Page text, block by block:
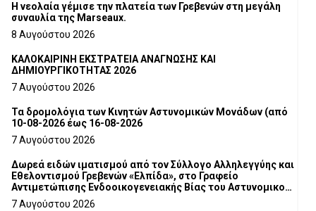
Η νεολαία γέμισε την πλατεία των Γρεβενών στη μεγάλη
συναυλία της Marseaux.
8 Αυγούστου 2026
ΚΑΛΟΚΑΙΡΙΝΗ ΕΚΣΤΡΑΤΕΙΑ ΑΝΑΓΝΩΣΗΣ ΚΑΙ
ΔΗΜΙΟΥΡΓΙΚΟΤΗΤΑΣ 2026
7 Αυγούστου 2026
Τα δρομολόγια των Κινητών Αστυνομικών Μονάδων (από
10-08-2026 έως 16-08-2026
7 Αυγούστου 2026
Δωρεά ειδών ιματισμού από τον Σύλλογο Αλληλεγγύης και
Εθελοντισμού Γρεβενών «Ελπίδα», στο Γραφείο
Αντιμετώπισης Ενδοοικογενειακής Βίας του Αστυνομικού
Τμήματος Γρεβενών
7 Αυγούστου 2026